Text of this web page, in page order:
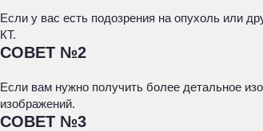
Если у вас есть подозрения на опухоль или
КТ.
СОВЕТ №2
Если вам нужно получить более детальное
изображений.
СОВЕТ №3